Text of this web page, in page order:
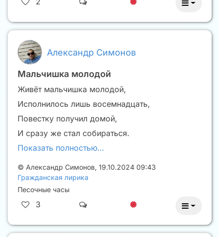
Александр Симонов
Мальчишка молодой
Живёт мальчишка молодой,
Исполнилось лишь восемнадцать,
Повестку получил домой,
И сразу же стал собираться.
Показать полностью…
© Александр Симонов, 19.10.2024 09:43
Гражданская лирика
Песочные часы
3